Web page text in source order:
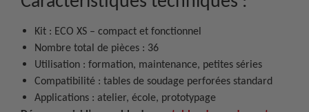
Kit : ECO XS – compact et fonctionnel
Nombre total de pièces : 36
Utilisation : formation, maintenance, petites séries
Compatibilité : tables de soudage perforées standard
Applications : atelier, école, prototypage